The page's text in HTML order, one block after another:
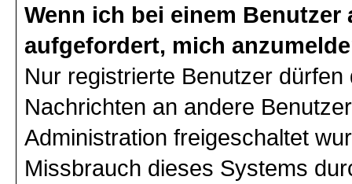
Wenn ich bei einem
aufgefordert, mich
Nur registrierte Benutzer
Nachrichten an andere
Administration freigeschaltet
Missbrauch dieses Systems